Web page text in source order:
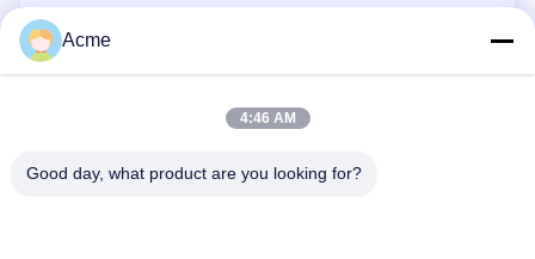
Digitale Ultraschallreiniger
Acme
4:46 AM
Good day, what product are you looking for?